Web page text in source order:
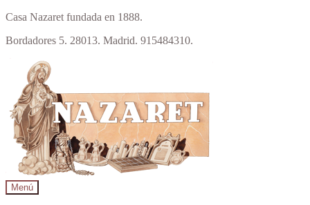
Casa Nazaret fundada en 1888.
Bordadores 5. 28013. Madrid. 915484310.
navegación
contenido
Menú